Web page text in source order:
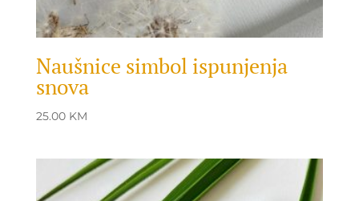
Naušnice simbol ispunjenja
snova
25.00 KM